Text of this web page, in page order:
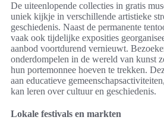
De uiteenlopende collecties in gratis
uniek kijkje in verschillende artistieke
geschiedenis. Naast de permanente
vaak ook tijdelijke exposities
aanbod voortdurend vernieuwt.
onderdompelen in de wereld van kunst
hun portemonnee hoeven te trekken.
aan educatieve
kan leren over cultuur en geschiedenis.
Lokale festivals en markten